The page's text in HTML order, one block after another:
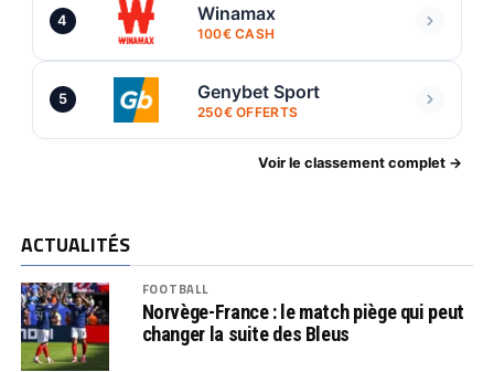
4 Winamax
100€ CASH
5 Genybet Sport
250€ OFFERTS
Voir le classement complet →
ACTUALITÉS
FOOTBALL
Norvège-France : le match piège qui peut
changer la suite des Bleus